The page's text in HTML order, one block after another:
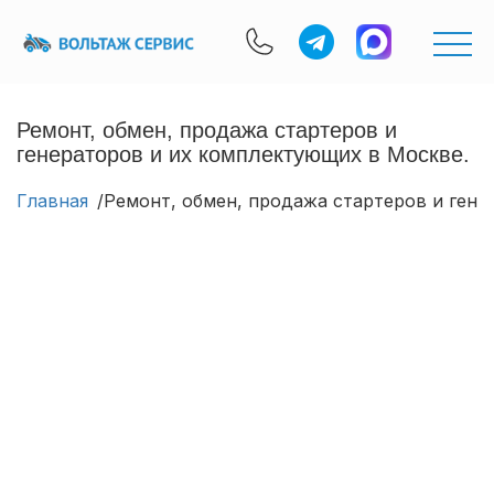
Ремонт, обмен, продажа стартеров и
генераторов и их комплектующих в Москве.
Главная Ремонт, обмен, продажа стартеров и